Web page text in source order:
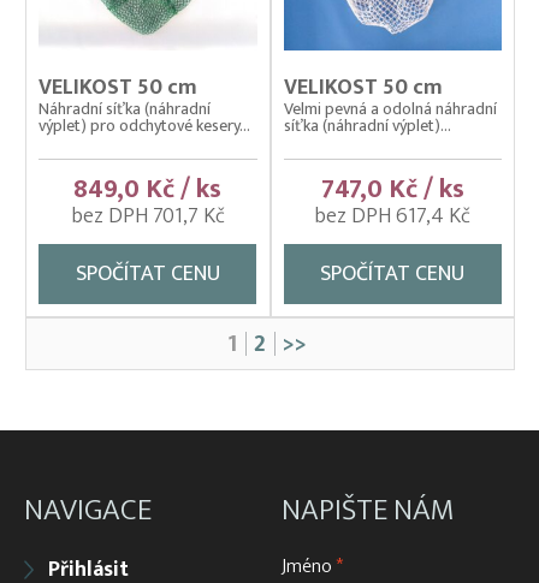
VELIKOST 50 cm
Náhradní síťka (náhradní
výplet) pro odchytové kesery...
849,0 Kč / ks
bez DPH 701,7 Kč
SPOČÍTAT CENU
VELIKOST 50 cm
Velmi pevná a odolná náhradní
síťka (náhradní výplet)...
747,0 Kč / ks
bez DPH 617,4 Kč
SPOČÍTAT CENU
1 2 >>
NAVIGACE
Přihlásit
NAPIŠTE NÁM
Jméno*